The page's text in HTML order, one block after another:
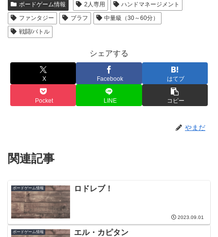
ボードゲーム情報 2人専用
ハンドマネージメント
ファンタジー
ブラフ
中量級（30～60分）
戦闘/バトル
シェアする
X Facebook はてブ
Pocket LINE コピー
やまだ
関連記事
ボードゲーム情報 ロドレブ！
2023.09.01
ボードゲーム情報 エル・カピタン